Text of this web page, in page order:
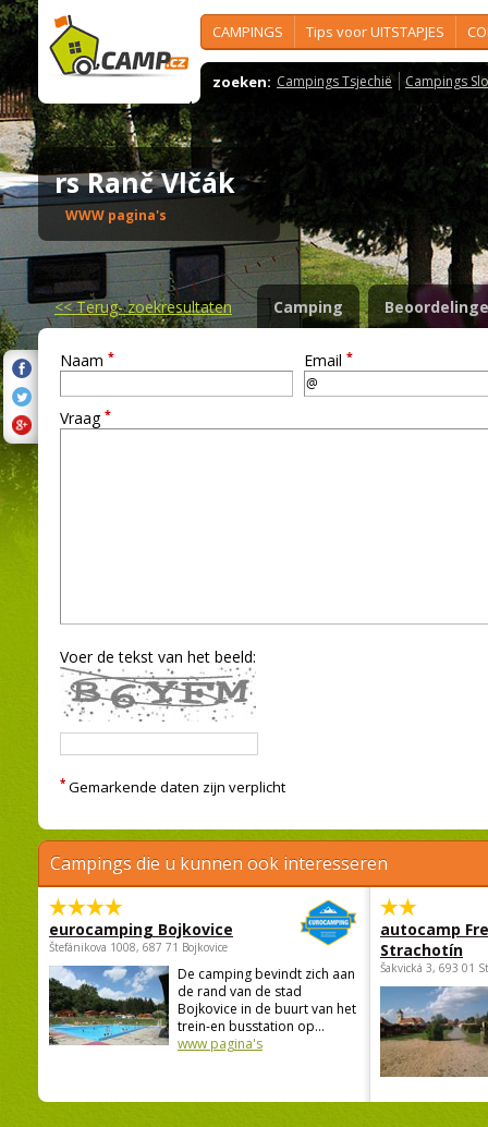
CAMPINGS Tips voor UITSTAPJES
zoeken: Campings Tsjechië Campings
rs Ranč Vlčák
WWW pagina's
<<Terug- zoekresultaten Camping
Naam * Email *
Vraag *
Voer de tekst van het beeld:
* Gemarkende daten zijn verplicht
Campings die u kunnen ook interesseren
eurocamping Bojkovice
Štefánikova 1008, 687 71 Bojkovice
De camping bevindt zich aan
de rand van de stad
Bojkovice in de buurt van het
trein-en busstation op...
www pagina's
autocamp
Strachotín
Šakvická 3, 693 01